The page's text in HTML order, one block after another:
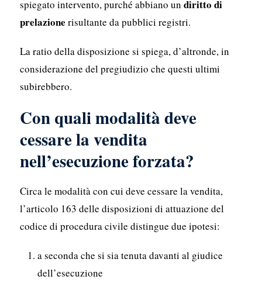
spiegato intervento, purché abbiano un diritto di
prelazione risultante da pubblici registri.
La ratio della disposizione si spiega, d’altronde, in
considerazione del pregiudizio che questi ultimi
subirebbero.
Con quali modalità deve
cessare la vendita
nell’esecuzione forzata?
Circa le modalità con cui deve cessare la vendita,
l’articolo 163 delle disposizioni di attuazione del
codice di procedura civile distingue due ipotesi:
a seconda che si sia tenuta davanti al giudice
dell’esecuzione